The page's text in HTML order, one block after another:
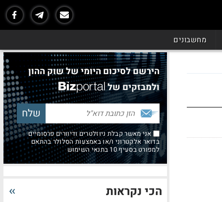
מחשבונים
הירשם לסיכום היומי של שוק ההון
ולמבזקים של
אני מאשר קבלת ניוזלטרים ודיוורים פרסומיים
בדואר אלקטרוני ו/או באמצעות הסלולר בהתאם
למפורט בסעיף 10 בתנאי השימוש
הכי נקראות